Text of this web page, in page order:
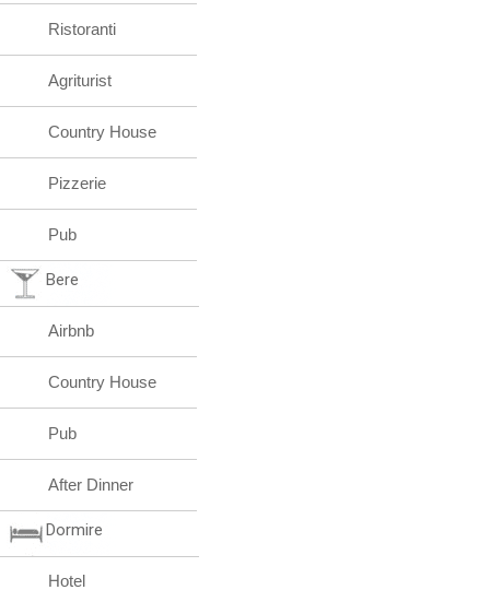
Ristoranti
Agriturist
Country House
Pizzerie
Pub
Bere
Airbnb
Country House
Pub
After Dinner
Dormire
Hotel